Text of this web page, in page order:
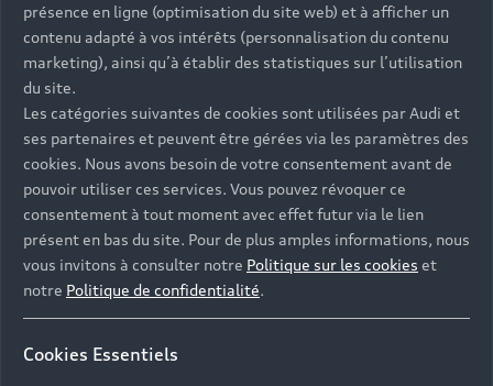
présence en ligne (optimisation du site web) et à afficher un
contenu adapté à vos intérêts (personnalisation du contenu
marketing), ainsi qu’à établir des statistiques sur l’utilisation
du site.
Les catégories suivantes de cookies sont utilisées par Audi et
ses partenaires et peuvent être gérées via les paramètres des
cookies. Nous avons besoin de votre consentement avant de
pouvoir utiliser ces services. Vous pouvez révoquer ce
consentement à tout moment avec effet futur via le lien
présent en bas du site. Pour de plus amples informations, nous
vous invitons à consulter notre Politique sur les cookies et
notre Politique de confidentialité.
Cookies Essentiels